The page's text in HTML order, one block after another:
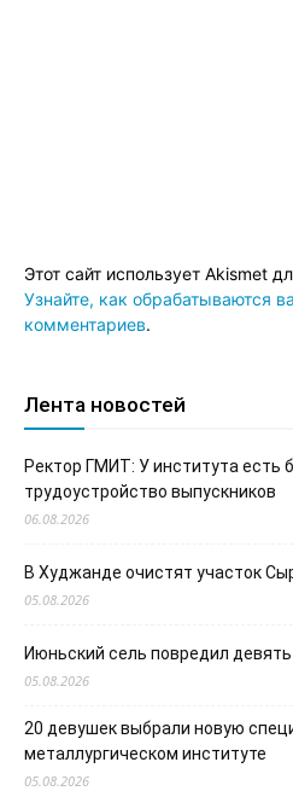
Этот сайт использует Akismet
Узнайте, как обрабатываются
комментариев.
Лента новостей
Ректор ГМИТ: У института есть
трудоустройство выпускников
06.08.2026
В Худжанде очистят участок
05.08.2026
Июньский сель повредил
05.08.2026
20 девушек выбрали новую
металлургическом институте
05.08.2026